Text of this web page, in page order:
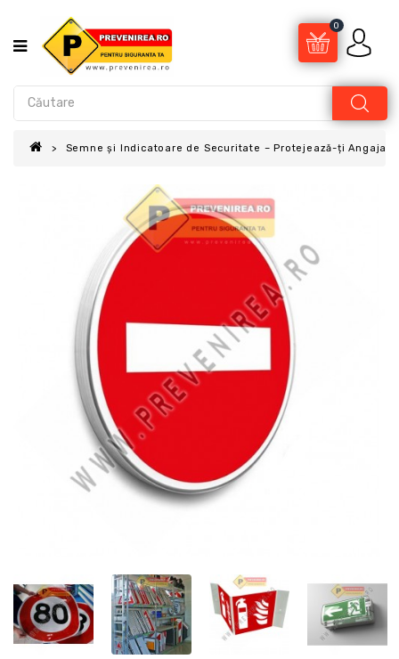
0
Semne și Indicatoare de Securitate – Protejează-ți